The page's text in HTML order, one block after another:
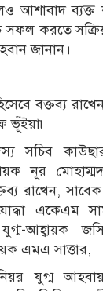
আশাবাদ
সফল করতে
জানান।
বক্তব্য
সচিব
নূর
রাখেন,
একেএম
আহ্বায়ক
এমএ সাত্তার,
যুগ্ম